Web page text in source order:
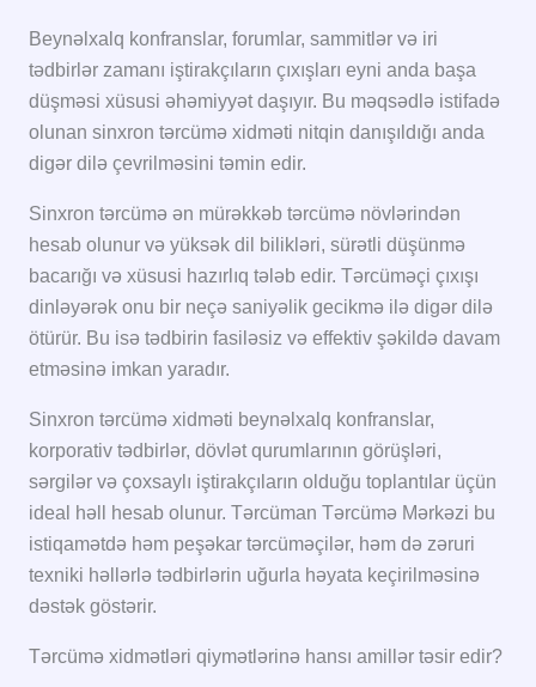
Beynəlxalq konfranslar, forumlar, sammitlər və iri
tədbirlər zamanı iştirakçıların çıxışları eyni anda başa
düşməsi xüsusi əhəmiyyət daşıyır. Bu məqsədlə istifadə
olunan sinxron tərcümə xidməti nitqin danışıldığı anda
digər dilə çevrilməsini təmin edir.
Sinxron tərcümə ən mürəkkəb tərcümə növlərindən
hesab olunur və yüksək dil bilikləri, sürətli düşünmə
bacarığı və xüsusi hazırlıq tələb edir. Tərcüməçi çıxışı
dinləyərək onu bir neçə saniyəlik gecikmə ilə digər dilə
ötürür. Bu isə tədbirin fasiləsiz və effektiv şəkildə davam
etməsinə imkan yaradır.
Sinxron tərcümə xidməti beynəlxalq konfranslar,
korporativ tədbirlər, dövlət qurumlarının görüşləri,
sərgilər və çoxsaylı iştirakçıların olduğu toplantılar üçün
ideal həll hesab olunur. Tərcüman Tərcümə Mərkəzi bu
istiqamətdə həm peşəkar tərcüməçilər, həm də zəruri
texniki həllərlə tədbirlərin uğurla həyata keçirilməsinə
dəstək göstərir.
Tərcümə xidmətləri qiymətlərinə hansı amillər təsir edir?